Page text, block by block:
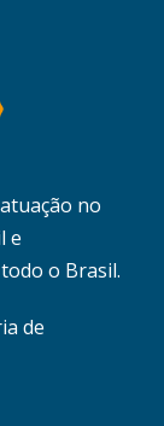
no
e
o Brasil.
de